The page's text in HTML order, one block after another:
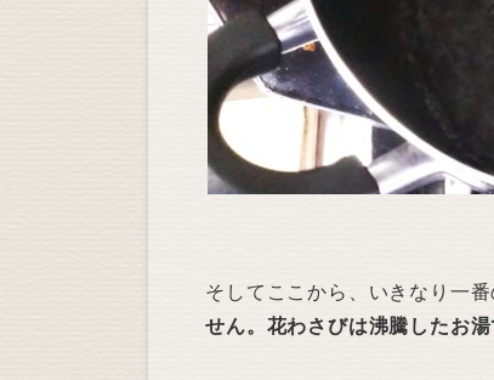
そしてここから、いきなり一
せん。花わさびは沸騰したお